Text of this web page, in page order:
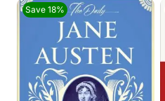
Save 18%